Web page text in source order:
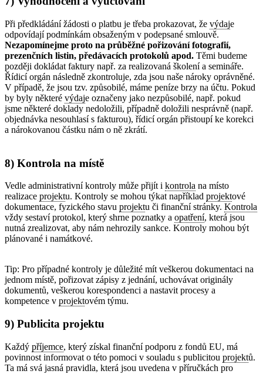
Při předkládání žádosti o platbu je třeba prokazovat, že výdaje
odpovídají podmínkám obsaženým v podepsané smlouvě.
Nezapomínejme proto na průběžné pořizování fotografií,
prezenčních listin, předávacích protokolů apod. Těmi budeme
později dokládat faktury např. za realizovaná školení a semináře.
Řídicí orgán následně zkontroluje, zda jsou naše nároky oprávněné.
V případě, že jsou tzv. způsobilé, máme peníze brzy na účtu. Pokud
by byly některé výdaje označeny jako nezpůsobilé, např. pokud
jsme některé doklady nedoložili, případně doložili nesprávně (např.
objednávka nesouhlasí s fakturou), řídicí orgán přistoupí ke korekci
a nárokovanou částku nám o ně zkrátí.
8) Kontrola na místě
Vedle administrativní kontroly může přijít i kontrola na místo
realizace projektu. Kontroly se mohou týkat například projektové
dokumentace, fyzického stavu projektu či finanční stránky. Kontrola
vždy sestaví protokol, který shrne poznatky a opatření, která jsou
nutná zrealizovat, aby nám nehrozily sankce. Kontroly mohou být
plánované i namátkové.
Tip: Pro případné kontroly je důležité mít veškerou dokumentaci na
jednom místě, pořizovat zápisy z jednání, uchovávat originály
dokumentů, veškerou korespondenci a nastavit procesy a
kompetence v projektovém týmu.
9) Publicita projektu
Každý příjemce, který získal finanční podporu z fondů EU, má
povinnost informovat o této pomoci v souladu s publicitou projektů.
Ta má svá jasná pravidla, která jsou uvedena v příručkách pro